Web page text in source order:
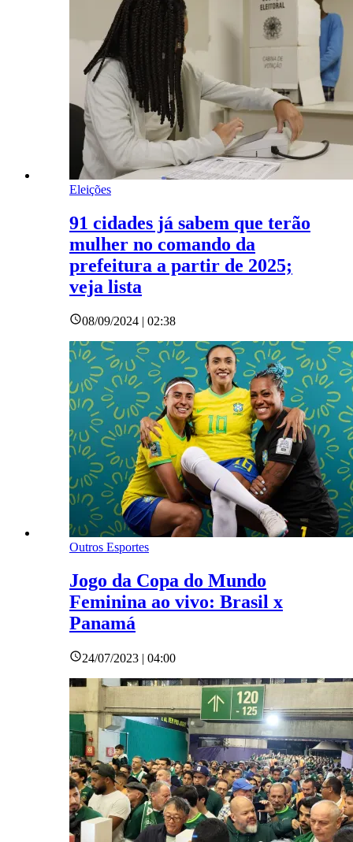
Eleições
91 cidades já sabem que terão
mulher no comando da
prefeitura a partir de 2025;
veja lista
08/09/2024 | 02:38
Outros Esportes
Jogo da Copa do Mundo
Feminina ao vivo: Brasil x
Panamá
24/07/2023 | 04:00